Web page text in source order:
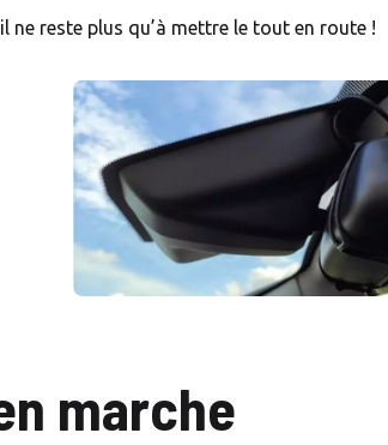
reste plus qu’à mettre le tout en route !
marche